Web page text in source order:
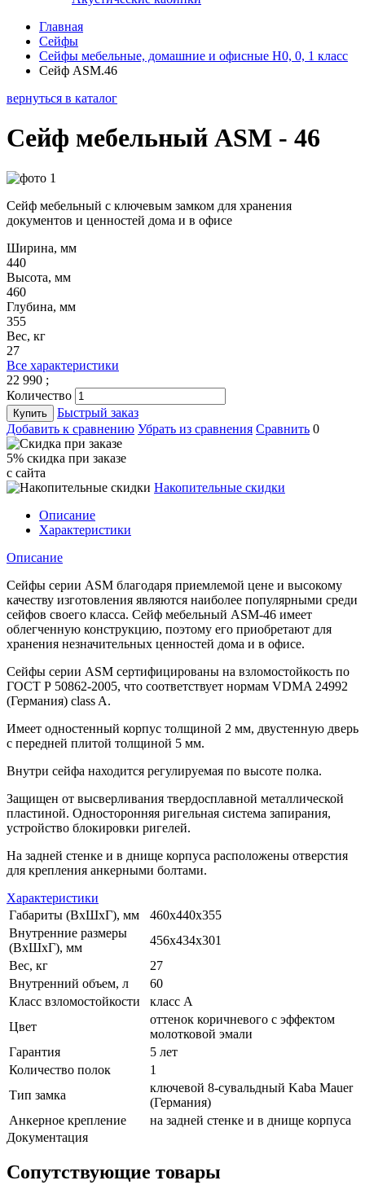
Главная
Сейфы
Сейфы мебельные, домашние и офисные Н0, 0, 1 класс
Сейф ASM.46
вернуться в каталог
Сейф мебельный ASM - 46
Сейф мебельный с ключевым замком для хранения
документов и ценностей дома и в офисе
Ширина, мм
440
Высота, мм
460
Глубина, мм
355
Вес, кг
27
Все характеристики
22 990 ;
Количество
Купить
Быстрый заказ
Добавить к сравнению Убрать из сравнения Сравнить 0
5% cкидка при заказе
с сайта
Накопительные скидки
Описание
Характеристики
Описание
Сейфы серии ASM благодаря приемлемой цене и высокому
качеству изготовления являются наиболее популярными среди
сейфов своего класса. Сейф мебельный ASM-46 имеет
облегченную конструкцию, поэтому его приобретают для
хранения незначительных ценностей дома и в офисе.
Сейфы серии ASM cертифицированы на взломостойкость по
ГОСТ Р 50862-2005, что соответствует нормам VDMA 24992
(Германия) class A.
Имеет одностенный корпус толщиной 2 мм, двустенную дверь
с передней плитой толщиной 5 мм.
Внутри сейфа находится регулируемая по высоте полка.
Защищен от высверливания твердосплавной металлической
пластиной. Односторонняя ригельная система запирания,
устройство блокировки ригелей.
На задней стенке и в днище корпуса расположены отверстия
для крепления анкерными болтами.
Характеристики
Габариты (ВхШхГ), мм
460х440х355
Внутренние размеры
(ВхШхГ), мм
456х434х301
Вес, кг
27
Внутренний объем, л
60
Класс взломостойкости
класс A
Цвет
оттенок коричневого с эффектом
молотковой эмали
Гарантия
5 лет
Количество полок
1
Тип замка
ключевой 8-сувальдный Kaba Mauer
(Германия)
Анкерное крепление
на задней стенке и в днище корпуса
Документация
Сопутствующие товары